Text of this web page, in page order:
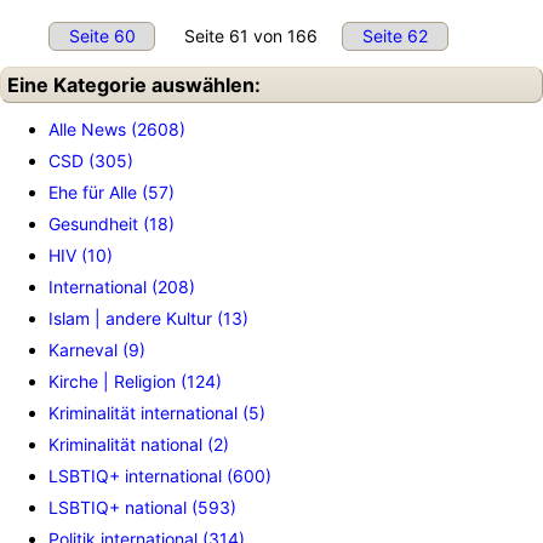
Seite 60 Seite 61 von 166 Seite 62
Eine Kategorie auswählen:
Alle News (2608)
CSD (305)
Ehe für Alle (57)
Gesundheit (18)
HIV (10)
International (208)
Islam | andere Kultur (13)
Karneval (9)
Kirche | Religion (124)
Kriminalität international (5)
Kriminalität national (2)
LSBTIQ+ international (600)
LSBTIQ+ national (593)
Politik international (314)